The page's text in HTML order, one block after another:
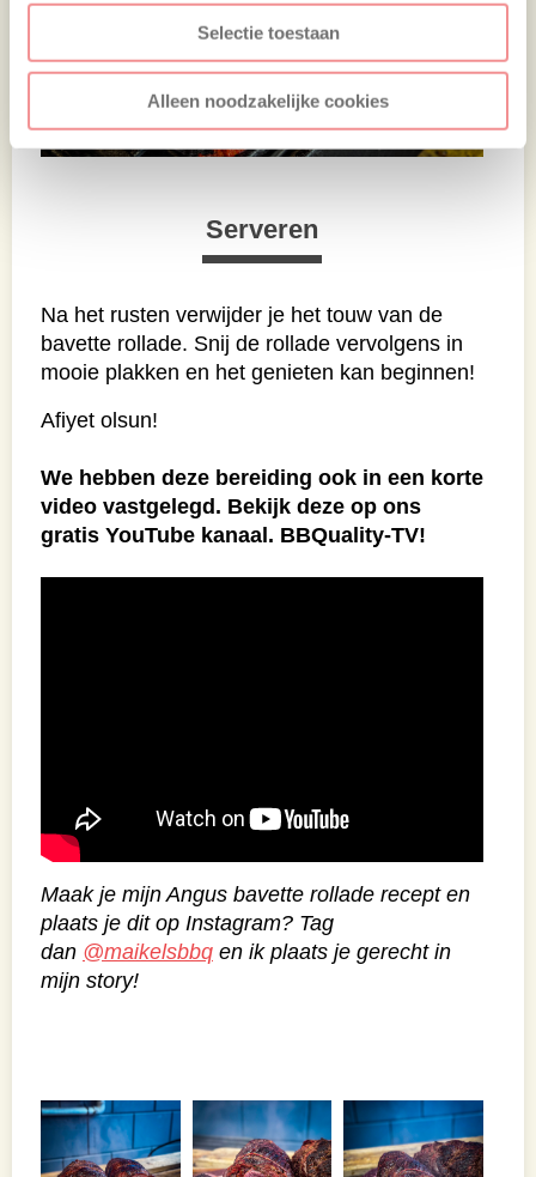
Selectie toestaan
Alleen noodzakelijke cookies
Serveren
Na het rusten verwijder je het touw van de
bavette rollade. Snij de rollade vervolgens in
mooie plakken en het genieten kan beginnen!
Afiyet olsun!
We hebben deze bereiding ook in een korte
video vastgelegd. Bekijk deze op ons
gratis YouTube kanaal. BBQuality-TV!
Maak je mijn Angus bavette rollade recept en
plaats je dit op Instagram? Tag
dan @maikelsbbq en ik plaats je gerecht in
mijn story!